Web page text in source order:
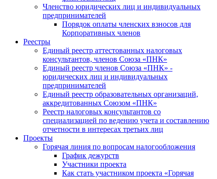
Членство юридических лиц и индивидуальных
предпринимателей
Порядок оплаты членских взносов для
Корпоративных членов
Реестры
Единый реестр аттестованных налоговых
консультантов, членов Союза «ПНК»
Единый реестр членов Союза «ПНК» -
юридических лиц и индивидуальных
предпринимателей
Единый реестр образовательных организаций,
аккредитованных Союзом «ПНК»
Реестр налоговых консультантов со
специализацией по ведению учета и составлению
отчетности в интересах третьих лиц
Проекты
Горячая линия по вопросам налогообложения
График дежурств
Участники проекта
Как стать участником проекта «Горячая